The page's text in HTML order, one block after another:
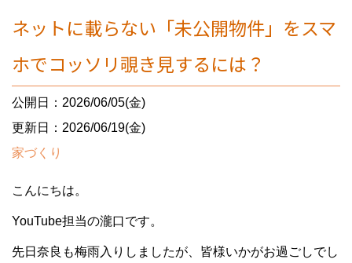
ネットに載らない「未公開物件」をスマ
ホでコッソリ覗き見するには？
公開日：2026/06/05(金)
更新日：2026/06/19(金)
家づくり
こんにちは。
YouTube担当の瀧口です。
先日奈良も梅雨入りしましたが、皆様いかがお過ごしでし